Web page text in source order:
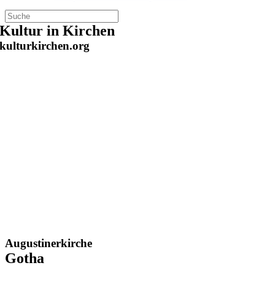
Zum
Inhalt
springen
Kultur in Kirchen
kulturkirchen.org
Augustinerkirche
Gotha